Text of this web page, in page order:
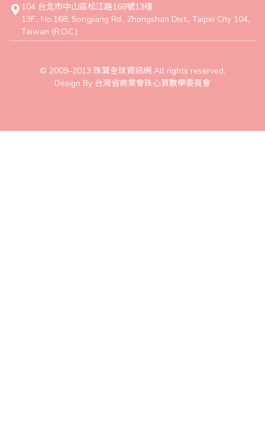
104 台北市中山區松江路168號13樓
13F., No.168, Songjiang Rd., Zhongshan Dist., Taipei City 104,
Taiwan (R.O.C.)
© 2009–2013 珠算全球資訊網 All rights reserved.
Design By 台灣省商業會珠心算數學委員會